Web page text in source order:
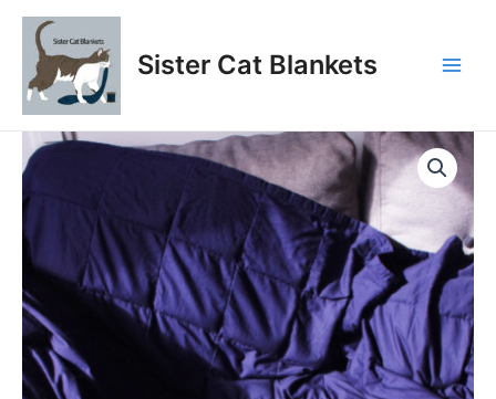
Aller
contenu
Sister Cat Blankets